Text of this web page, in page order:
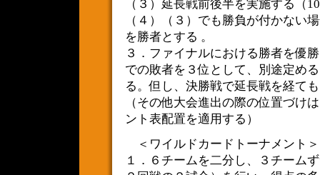
（３）延長戦前後半を実施する（
（４）（３）でも勝負が付かない
を勝者とする 。
３．ファイナルにおける勝者を優
での敗者を３位として、別途定め
る。但し、決勝戦で延長戦を経
（その他大会進出の際の位置づけ
ント表配置を適用する）
＜ワイルドカードトーナメント＞
１．６チームを二分し、３チーム